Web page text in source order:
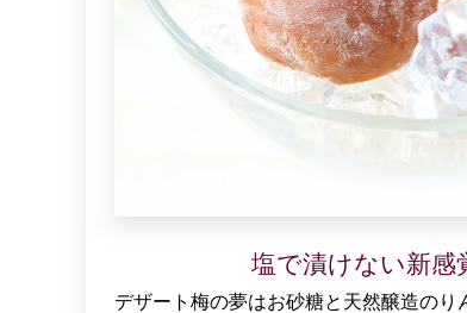
塩で漬けない新感
デザート梅の夢はお砂糖と天然醸造の